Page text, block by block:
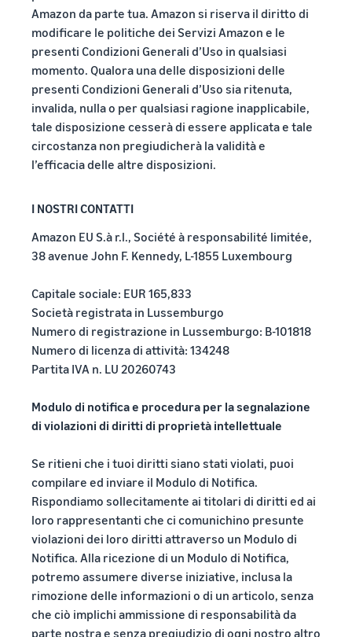
Amazon da parte tua. Amazon si riserva il diritto di
modificare le politiche dei Servizi Amazon e le
presenti Condizioni Generali d’Uso in qualsiasi
momento. Qualora una delle disposizioni delle
presenti Condizioni Generali d’Uso sia ritenuta,
invalida, nulla o per qualsiasi ragione inapplicabile,
tale disposizione cesserà di essere applicata e tale
circostanza non pregiudicherà la validità e
l’efficacia delle altre disposizioni.
I NOSTRI CONTATTI
Amazon EU S.à r.l., Société à responsabilité limitée,
38 avenue John F. Kennedy, L-1855 Luxembourg
Capitale sociale: EUR 165,833
Società registrata in Lussemburgo
Numero di registrazione in Lussemburgo: B-101818
Numero di licenza di attività: 134248
Partita IVA n. LU 20260743
Modulo di notifica e procedura per la segnalazione
di violazioni di diritti di proprietà intellettuale
Se ritieni che i tuoi diritti siano stati violati, puoi
compilare ed inviare il Modulo di Notifica.
Rispondiamo sollecitamente ai titolari di diritti ed ai
loro rappresentanti che ci comunichino presunte
violazioni dei loro diritti attraverso un Modulo di
Notifica. Alla ricezione di un Modulo di Notifica,
potremo assumere diverse iniziative, inclusa la
rimozione delle informazioni o di un articolo, senza
che ciò implichi ammissione di responsabilità da
parte nostra e senza pregiudizio di ogni nostro altro